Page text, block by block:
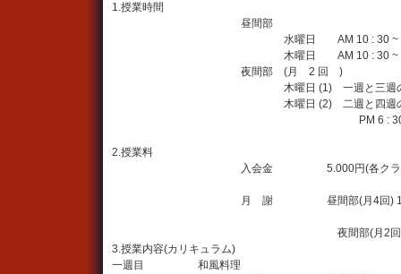
1.授業時間
昼間部
水曜日 AM 10 : 30 ~ 13 :
木曜日 AM 10 : 30 ~ 13 :
夜間部 (月 2 回 )
木曜日 (1) 一週と三週のク
木曜日 (2) 二週と四週のク
PM 6 : 30 ~ 8 :
2.授業料
入会金 5.000円(各クラ
月 謝 昼間部(月4回)
夜間部(月2回)
3.授業内容(カリキュラム)
一週目 和風料理